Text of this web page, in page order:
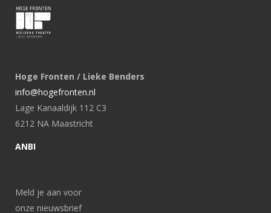
Hoge Fronten / Lieke Benders
info@hogefronten.nl
Lage Kanaaldijk 112 C3
6212 NA Maastricht
ANBI
Meld je aan voor
onze nieuwsbrief